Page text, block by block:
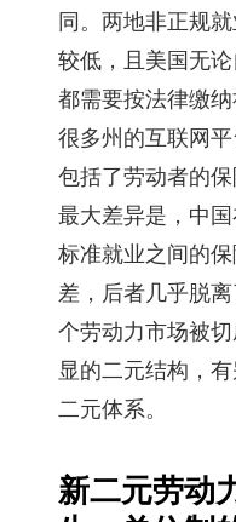
同。两地非正规
较低，且美国无论
都需要按法律缴纳
很多州的互联网
包括了劳动者的
最大差异是，中
标准就业之间的
差，后者几乎脱
个劳动力市场被
显的二元结构，
二元体系。
新二元劳动